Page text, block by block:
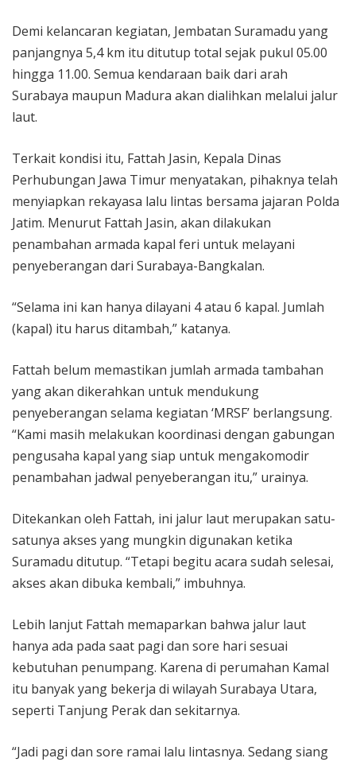
Demi kelancaran kegiatan, Jembatan Suramadu yang
panjangnya 5,4 km itu ditutup total sejak pukul 05.00
hingga 11.00. Semua kendaraan baik dari arah
Surabaya maupun Madura akan dialihkan melalui jalur
laut.
Terkait kondisi itu, Fattah Jasin, Kepala Dinas
Perhubungan Jawa Timur menyatakan, pihaknya telah
menyiapkan rekayasa lalu lintas bersama jajaran Polda
Jatim. Menurut Fattah Jasin, akan dilakukan
penambahan armada kapal feri untuk melayani
penyeberangan dari Surabaya-Bangkalan.
“Selama ini kan hanya dilayani 4 atau 6 kapal. Jumlah
(kapal) itu harus ditambah,” katanya.
Fattah belum memastikan jumlah armada tambahan
yang akan dikerahkan untuk mendukung
penyeberangan selama kegiatan ‘MRSF’ berlangsung.
“Kami masih melakukan koordinasi dengan gabungan
pengusaha kapal yang siap untuk mengakomodir
penambahan jadwal penyeberangan itu,” urainya.
Ditekankan oleh Fattah, ini jalur laut merupakan satu-
satunya akses yang mungkin digunakan ketika
Suramadu ditutup. “Tetapi begitu acara sudah selesai,
akses akan dibuka kembali,” imbuhnya.
Lebih lanjut Fattah memaparkan bahwa jalur laut
hanya ada pada saat pagi dan sore hari sesuai
kebutuhan penumpang. Karena di perumahan Kamal
itu banyak yang bekerja di wilayah Surabaya Utara,
seperti Tanjung Perak dan sekitarnya.
“Jadi pagi dan sore ramai lalu lintasnya. Sedang siang